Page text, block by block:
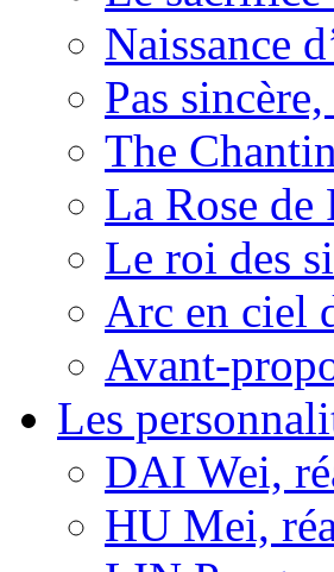
Naissance
Pas
The
La Rose de
Le roi des
Arc en ciel
Avant-
Les
DAI Wei,
HU Mei,